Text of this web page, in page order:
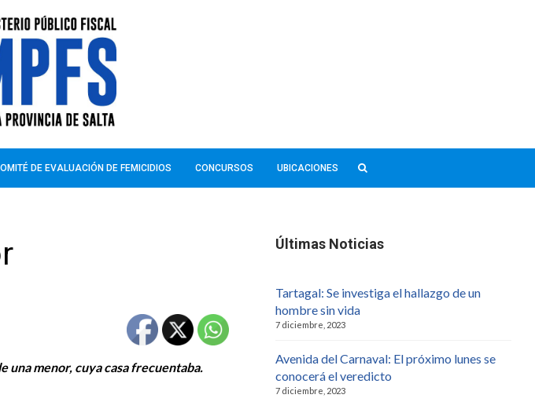
DE EVALUACIÓN DE FEMICIDIOS CONCURSOS UBICACIONES
una menor, cuya casa frecuentaba.
Últimas Noticias
Tartagal: Se investiga el hallazgo de un
hombre sin vida
7 diciembre, 2023
Avenida del Carnaval: El próximo lunes se
conocerá el veredicto
7 diciembre, 2023